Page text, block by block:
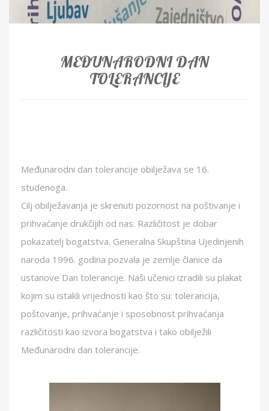
MEĐUNARODNI DAN
TOLERANCIJE
Međunarodni dan tolerancije obilježava se 16.
studenoga.
Cilj obilježavanja je skrenuti pozornost na poštivanje i
prihvaćanje drukčijih od nas. Različitost je dobar
pokazatelj bogatstva. Generalna Skupština Ujedinjenih
naroda 1996. godina pozvala je zemlje članice da
ustanove Dan tolerancije. Naši učenici izradili su plakat
kojim su istakli vrijednosti kao što su: tolerancija,
poštovanje, prihvaćanje i sposobnost prihvaćanja
različitosti kao izvora bogatstva i tako obilježili
Međunarodni dan tolerancije.